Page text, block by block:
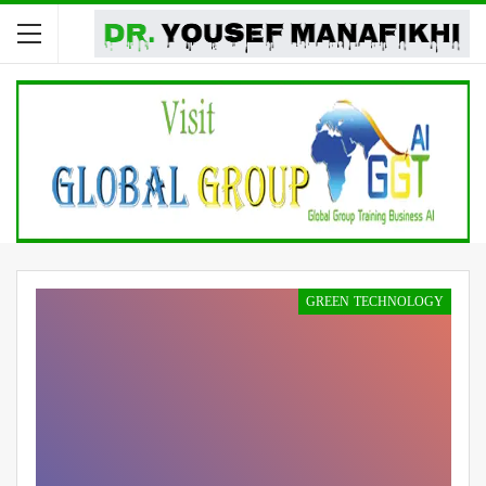
GREEN TECHNOLOGY